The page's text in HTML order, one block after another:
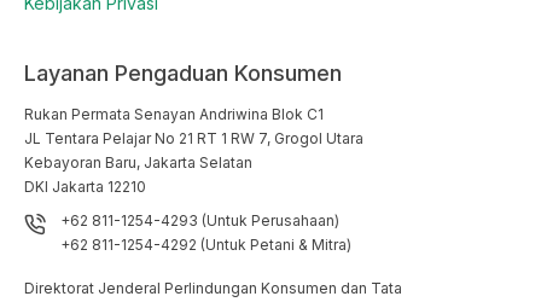
Layanan Pengaduan Konsumen
Rukan Permata Senayan Andriwina Blok C1
JL Tentara Pelajar No 21 RT 1 RW 7, Grogol Utara
Kebayoran Baru, Jakarta Selatan
DKI Jakarta 12210
+62 811-1254-4293 (Untuk Perusahaan)
+62 811-1254-4292 (Untuk Petani & Mitra)
Direktorat Jenderal Perlindungan Konsumen dan Tata